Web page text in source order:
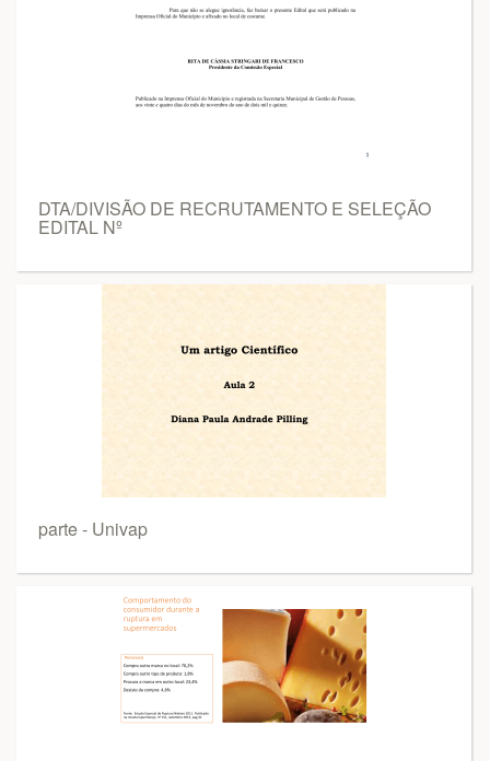
DTA/DIVISÃO DE RECRUTAMENTO E SELEÇÃO
EDITAL Nº
parte - Univap